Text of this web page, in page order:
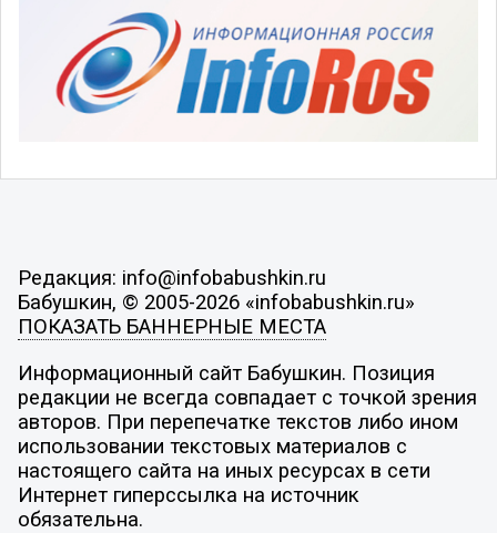
Редакция: info@infobabushkin.ru
Бабушкин, © 2005-2026 «infobabushkin.ru»
ПОКАЗАТЬ БАННЕРНЫЕ МЕСТА
Информационный сайт Бабушкин. Позиция
редакции не всегда совпадает с точкой зрения
авторов. При перепечатке текстов либо ином
использовании текстовых материалов с
настоящего сайта на иных ресурсах в сети
Интернет гиперссылка на источник
обязательна.